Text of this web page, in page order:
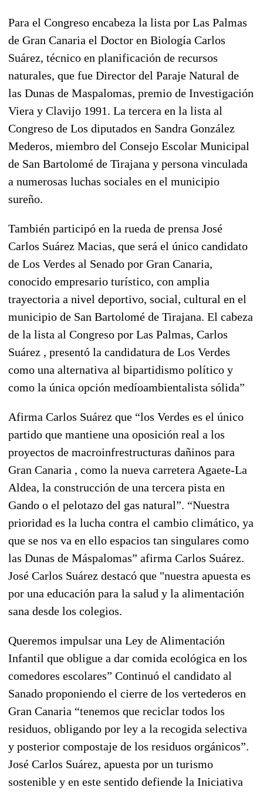
Para el Congreso encabeza la lista por Las Palmas
de Gran Canaria el Doctor en Biología Carlos
Suárez, técnico en planificación de recursos
naturales, que fue Director del Paraje Natural de
las Dunas de Maspalomas, premio de Investigación
Viera y Clavijo 1991. La tercera en la lista al
Congreso de Los diputados en Sandra González
Mederos, miembro del Consejo Escolar Municipal
de San Bartolomé de Tirajana y persona vinculada
a numerosas luchas sociales en el municipio
sureño.
También participó en la rueda de prensa José
Carlos Suárez Macias, que será el único candidato
de Los Verdes al Senado por Gran Canaria,
conocido empresario turístico, con amplia
trayectoria a nivel deportivo, social, cultural en el
municipio de San Bartolomé de Tirajana. El cabeza
de la lista al Congreso por Las Palmas, Carlos
Suárez , presentó la candidatura de Los Verdes
como una alternativa al bipartidismo político y
como la única opción medíoambientalista sólida”
Afirma Carlos Suárez que “los Verdes es el único
partido que mantiene una oposición real a los
proyectos de macroinfrestructuras dañinos para
Gran Canaria , como la nueva carretera Agaete-La
Aldea, la construcción de una tercera pista en
Gando o el pelotazo del gas natural”. “Nuestra
prioridad es la lucha contra el cambio climático, ya
que se nos va en ello espacios tan singulares como
las Dunas de Máspalomas” afirma Carlos Suárez.
José Carlos Suárez destacó que "nuestra apuesta es
por una educación para la salud y la alimentación
sana desde los colegios.
Queremos impulsar una Ley de Alimentación
Infantil que obligue a dar comida ecológica en los
comedores escolares” Continuó el candidato al
Sanado proponiendo el cierre de los vertederos en
Gran Canaria “tenemos que reciclar todos los
residuos, obligando por ley a la recogida selectiva
y posterior compostaje de los residuos orgánicos”.
José Carlos Suárez, apuesta por un turismo
sostenible y en este sentido defiende la Iniciativa